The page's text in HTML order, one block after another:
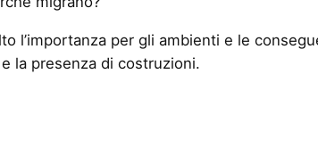
l’importanza per gli ambienti e le
la presenza di costruzioni.